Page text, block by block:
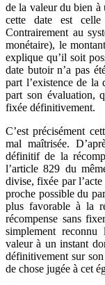
de la valeur du bien à
cette date est
Contrairement au
monétaire), le
explique qu’il soit
date butoir n’a pas
part l’existence de la
part son évaluation,
fixée définitivement.
C’est précisément
mal maîtrisée.
définitif de la
l’article 829 du
divise, fixée par
proche possible du
plus favorable à la
récompense sans
simplement reconnu
valeur à un instant
définitivement sur
de chose jugée à cet